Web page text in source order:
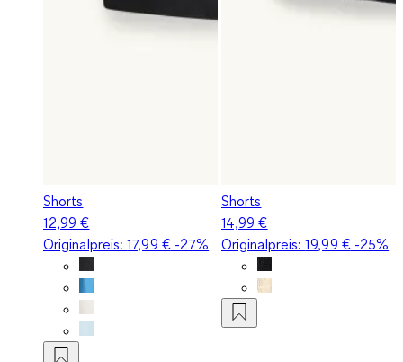
Shorts
12,99 €
Originalpreis:17,99 €-27%
Shorts
14,99 €
Originalpreis:19,99 €-25%